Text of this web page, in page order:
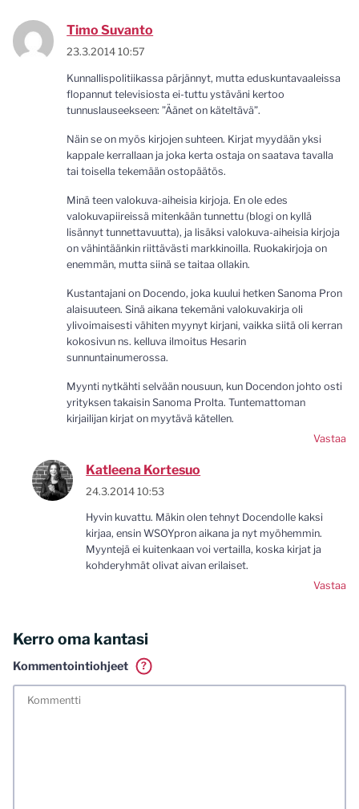
Timo Suvanto
23.3.2014 10:57
Kunnallispolitiikassa pärjännyt, mutta eduskuntavaaleissa
flopannut televisiosta ei-tuttu ystäväni kertoo
tunnuslauseekseen: ”Äänet on käteltävä”.
Näin se on myös kirjojen suhteen. Kirjat myydään yksi
kappale kerrallaan ja joka kerta ostaja on saatava tavalla
tai toisella tekemään ostopäätös.
Minä teen valokuva-aiheisia kirjoja. En ole edes
valokuvapiireissä mitenkään tunnettu (blogi on kyllä
lisännyt tunnettavuutta), ja lisäksi valokuva-aiheisia kirjoja
on vähintäänkin riittävästi markkinoilla. Ruokakirjoja on
enemmän, mutta siinä se taitaa ollakin.
Kustantajani on Docendo, joka kuului hetken Sanoma Pron
alaisuuteen. Sinä aikana tekemäni valokuvakirja oli
ylivoimaisesti vähiten myynyt kirjani, vaikka siitä oli kerran
kokosivun ns. kelluva ilmoitus Hesarin
sunnuntainumerossa.
Myynti nytkähti selvään nousuun, kun Docendon johto osti
yrityksen takaisin Sanoma Prolta. Tuntemattoman
kirjailijan kirjat on myytävä kätellen.
Vastaa
Katleena Kortesuo
24.3.2014 10:53
Hyvin kuvattu. Mäkin olen tehnyt Docendolle kaksi
kirjaa, ensin WSOYpron aikana ja nyt myöhemmin.
Myyntejä ei kuitenkaan voi vertailla, koska kirjat ja
kohderyhmät olivat aivan erilaiset.
Vastaa
Kerro oma kantasi
Kommentointiohjeet
?
meiliosoitteen. Minua ja mielipiteitäni saa ilman muuta